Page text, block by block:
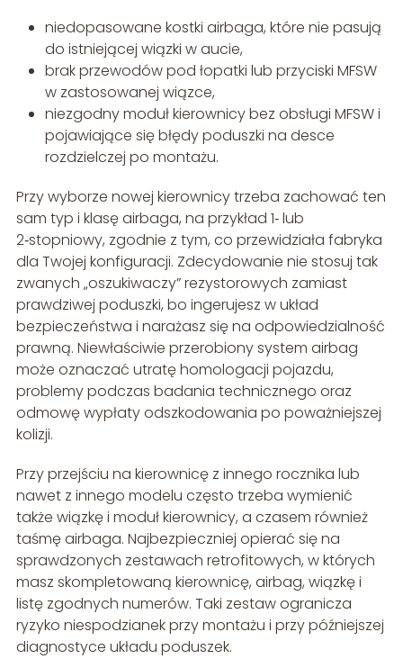
niedopasowane kostki airbaga, które nie pasują
do istniejącej wiązki w aucie,
brak przewodów pod łopatki lub przyciski MFSW
w zastosowanej wiązce,
niezgodny moduł kierownicy bez obsługi MFSW i
pojawiające się błędy poduszki na desce
rozdzielczej po montażu.
Przy wyborze nowej kierownicy trzeba zachować ten
sam typ i klasę airbaga, na przykład 1‑ lub
2‑stopniowy, zgodnie z tym, co przewidziała fabryka
dla Twojej konfiguracji. Zdecydowanie nie stosuj tak
zwanych „oszukiwaczy” rezystorowych zamiast
prawdziwej poduszki, bo ingerujesz w układ
bezpieczeństwa i narażasz się na odpowiedzialność
prawną. Niewłaściwie przerobiony system airbag
może oznaczać utratę homologacji pojazdu,
problemy podczas badania technicznego oraz
odmowę wypłaty odszkodowania po poważniejszej
kolizji.
Przy przejściu na kierownicę z innego rocznika lub
nawet z innego modelu często trzeba wymienić
także wiązkę i moduł kierownicy, a czasem również
taśmę airbaga. Najbezpieczniej opierać się na
sprawdzonych zestawach retrofitowych, w których
masz skompletowaną kierownicę, airbag, wiązkę i
listę zgodnych numerów. Taki zestaw ogranicza
ryzyko niespodzianek przy montażu i przy późniejszej
diagnostyce układu poduszek.